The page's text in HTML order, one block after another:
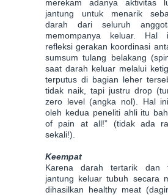
merekam adanya aktivitas
jantung untuk menarik
darah dari seluruh
memompanya keluar. Hal
refleksi gerakan koordinasi
sumsum tulang belakang
saat darah keluar melalui
terputus di bagian leher
tidak naik, tapi justru drop
zero level (angka nol). Hal
oleh kedua peneliti ahli itu
of pain at all!” (tidak ada
sekali!).
Keempat
Karena darah tertarik dan
jantung keluar tubuh secara
dihasilkan healthy meat